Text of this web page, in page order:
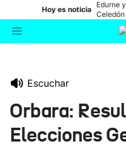
Hoy es noticia
Edurne y
en directo
Escuchar
Orbara:
Elecciones